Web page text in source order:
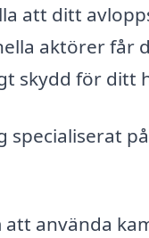
att ditt
aktörer får
skydd för ditt
att använda